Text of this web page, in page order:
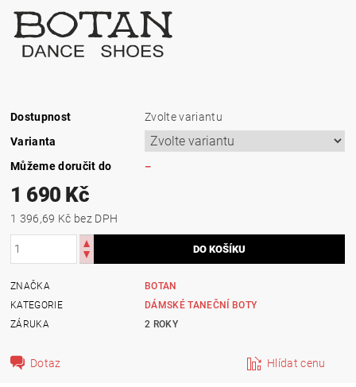
Dostupnost
Zvolte variantu
Varianta
Můžeme doručit do
–
1 690 Kč
1 396,69 Kč bez DPH
ZNAČKA
BOTAN
KATEGORIE
DÁMSKÉ TANEČNÍ BOTY
ZÁRUKA
2 ROKY
Dotaz Hlídat cenu